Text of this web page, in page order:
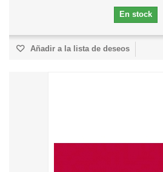
En stock
Añadir a la lista de deseos